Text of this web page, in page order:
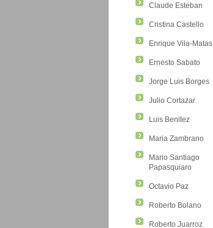
Claude Esteban
Cristina Castello
Enrique Vila-Matas
Ernesto Sabato
Jorge Luis Borges
Julio Cortazar
Luis Benitez
Maria Zambrano
Mario Santiago
Papasquiaro
Octavio Paz
Roberto Bolano
Roberto Juarroz